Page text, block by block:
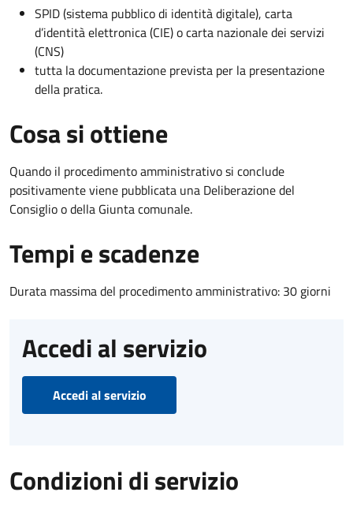
SPID (sistema pubblico di identità digitale), carta
d’identità elettronica (CIE) o carta nazionale dei servizi
(CNS)
tutta la documentazione prevista per la presentazione
della pratica.
Cosa si ottiene
Quando il procedimento amministrativo si conclude
positivamente viene pubblicata una Deliberazione del
Consiglio o della Giunta comunale.
Tempi e scadenze
Durata massima del procedimento amministrativo: 30 giorni
Accedi al servizio
Accedi al servizio
Condizioni di servizio